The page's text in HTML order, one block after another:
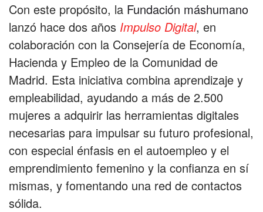
Con este propósito, la Fundación máshumano
lanzó hace dos años Impulso Digital, en
colaboración con la Consejería de Economía,
Hacienda y Empleo de la Comunidad de
Madrid. Esta iniciativa combina aprendizaje y
empleabilidad, ayudando a más de 2.500
mujeres a adquirir las herramientas digitales
necesarias para impulsar su futuro profesional,
con especial énfasis en el autoempleo y el
emprendimiento femenino y la confianza en sí
mismas, y fomentando una red de contactos
sólida.